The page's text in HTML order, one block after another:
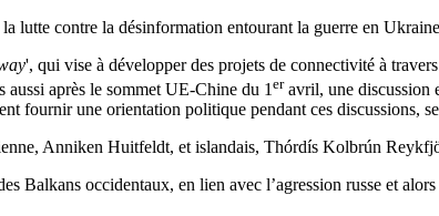
lutte contre la désinformation entourant la guerre en
', qui vise à développer des projets de connectivité à
après le sommet UE-Chine du 1 eravril, une discussion
fournir une orientation politique pendant ces discussions,
Anniken Huitfeldt, et islandais, Thórdís Kolbrún
Balkans occidentaux, en lien avec l’agression russe et